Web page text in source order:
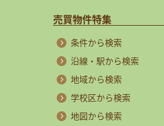
売買物件特集
条件から検索
沿線・駅から検索
地域から検索
学校区から検索
地図から検索